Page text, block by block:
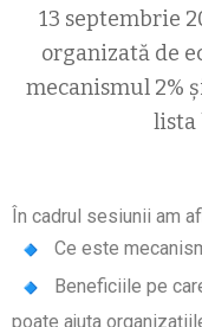
13 septembrie
organizată de
mecanismul 2%
lista
În cadrul sesiunii am
Ce este
Beneficiile pe
poate ajuta